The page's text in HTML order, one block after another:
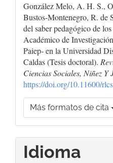
González Melo, A. H. S.,
Bustos-Montenegro, R. de
del saber pedagógico de
Académico de
Paiep- en la Universidad
Caldas (Tesis doctoral).
Ciencias Sociales, Niñez Y
https://doi.org/10.11600/
Más formatos de cita
Idioma